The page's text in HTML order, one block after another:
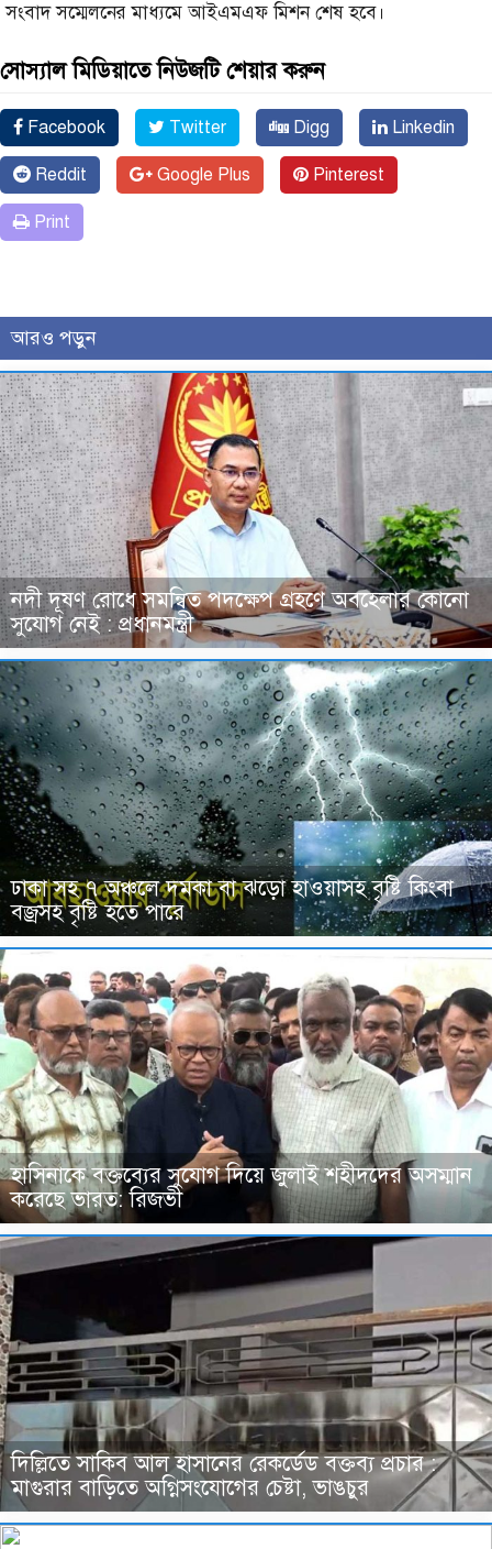
সংবাদ সম্মেলনের মাধ্যমে আইএমএফ মিশন শেষ হবে।
সোস্যাল মিডিয়াতে নিউজটি শেয়ার করুন
Facebook Twitter Digg Linkedin
Reddit Google Plus Pinterest
Print
আরও পড়ুন
নদী দূষণ রোধে সমন্বিত পদক্ষেপ গ্রহণে অবহেলার কোনো
সুযোগ নেই : প্রধানমন্ত্রী
ঢাকা সহ ৭ অঞ্চলে দমকা বা ঝড়ো হাওয়াসহ বৃষ্টি কিংবা
বজ্রসহ বৃষ্টি হতে পারে
হাসিনাকে বক্তব্যের সুযোগ দিয়ে জুলাই শহীদদের অসম্মান
করেছে ভারত: রিজভী
দিল্লিতে সাকিব আল হাসানের রেকর্ডেড বক্তব্য প্রচার :
মাগুরার বাড়িতে অগ্নিসংযোগের চেষ্টা, ভাঙচুর